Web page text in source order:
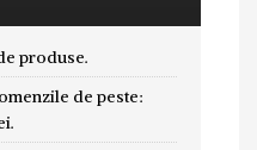
produse.
de peste: